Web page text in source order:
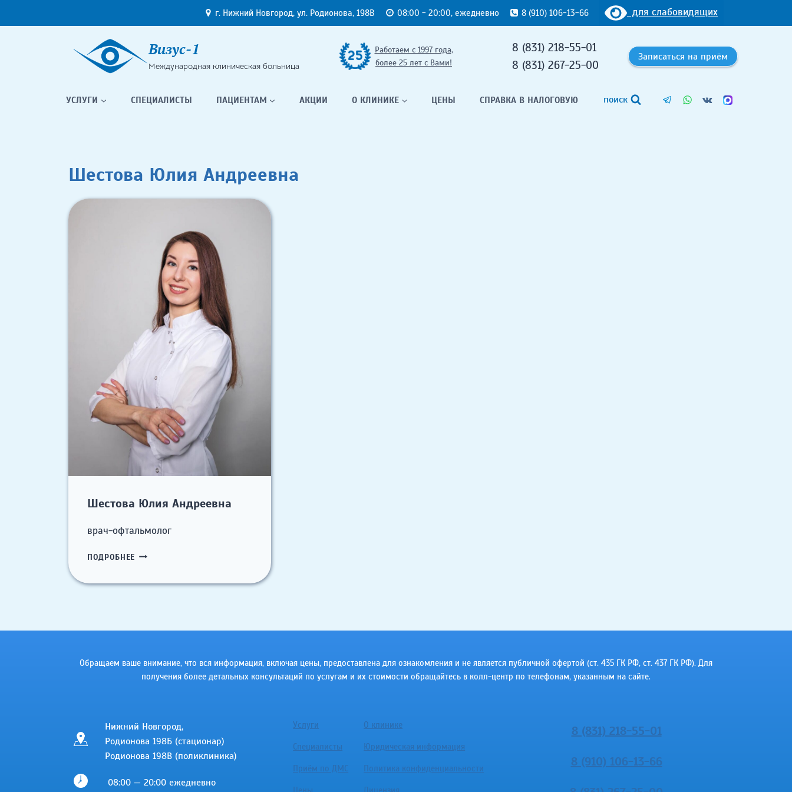
к
г. Нижний Новгород, ул. Родионова, 198В 08:00 - 20:00, ежедневно 8 (910) 106-13-66 для слабовидящих
Визус-1
Международная клиническая больница
Работаем с 1997 года,
более 25 лет с Вами!
8 (831) 218-55-01
8 (831) 267-25-00
Записаться на приём
УСЛУГИ СПЕЦИАЛИСТЫ ПАЦИЕНТАМ АКЦИИ О КЛИНИКЕ ЦЕНЫ СПРАВКА В НАЛОГОВУЮ поиск
Шестова Юлия Андреевна
Шестова Юлия Андреевна
врач-офтальмолог
ПОДРОБНЕЕ ШЕСТОВА
Обращаем ваше внимание, что вся информация, включая цены, предоставлена для ознакомления и не является публичной офертой (ст. 435 ГК РФ, cт. 437 ГК РФ). Для
получения более детальных консультаций по услугам и их стоимости обращайтесь в колл-центр по телефонам, указанным на сайте.
Нижний Новгород,
Родионова 198Б (стационар)
Родионова 198В (поликлиника)
08:00 — 20:00 ежедневно
Услуги О клинике
Специалисты Юридическая информация
Приём по ДМС Политика конфиденциальности
8 (831) 218-55-01
8 (910) 106-13-66